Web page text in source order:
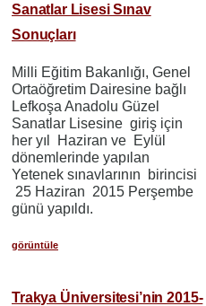
Sanatlar Lisesi Sınav
Sonuçları
Milli Eğitim Bakanlığı, Genel
Ortaöğretim Dairesine bağlı
Lefkoşa Anadolu Güzel
Sanatlar Lisesine giriş için
her yıl Haziran ve Eylül
dönemlerinde yapılan
Yetenek sınavlarının birincisi
25 Haziran 2015 Perşembe
günü yapıldı.
görüntüle
Trakya Üniversitesi’nin 2015-